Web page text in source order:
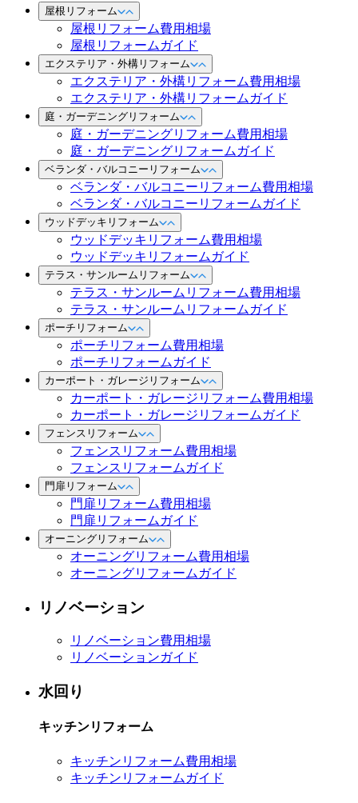
屋根リフォーム
屋根リフォーム費用相場
屋根リフォームガイド
エクステリア・外構リフォーム
エクステリア・外構リフォーム費用相場
エクステリア・外構リフォームガイド
庭・ガーデニングリフォーム
庭・ガーデニングリフォーム費用相場
庭・ガーデニングリフォームガイド
ベランダ・バルコニーリフォーム
ベランダ・バルコニーリフォーム費用相場
ベランダ・バルコニーリフォームガイド
ウッドデッキリフォーム
ウッドデッキリフォーム費用相場
ウッドデッキリフォームガイド
テラス・サンルームリフォーム
テラス・サンルームリフォーム費用相場
テラス・サンルームリフォームガイド
ポーチリフォーム
ポーチリフォーム費用相場
ポーチリフォームガイド
カーポート・ガレージリフォーム
カーポート・ガレージリフォーム費用相場
カーポート・ガレージリフォームガイド
フェンスリフォーム
フェンスリフォーム費用相場
フェンスリフォームガイド
門扉リフォーム
門扉リフォーム費用相場
門扉リフォームガイド
オーニングリフォーム
オーニングリフォーム費用相場
オーニングリフォームガイド
リノベーション
リノベーション費用相場
リノベーションガイド
水回り
キッチンリフォーム
キッチンリフォーム費用相場
キッチンリフォームガイド